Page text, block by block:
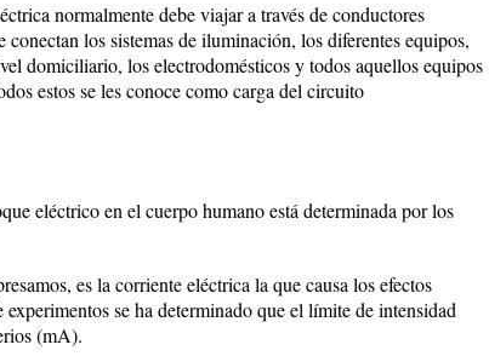
normalmente debe viajar a través de conductores
los sistemas de iluminación, los diferentes equipos,
domiciliario, los electrodomésticos y todos aquellos equipos
estos se les conoce como carga del circuito
eléctrico en el cuerpo humano está determinada por los
es la corriente eléctrica la que causa los efectos
se ha determinado que el límite de intensidad
(mA).